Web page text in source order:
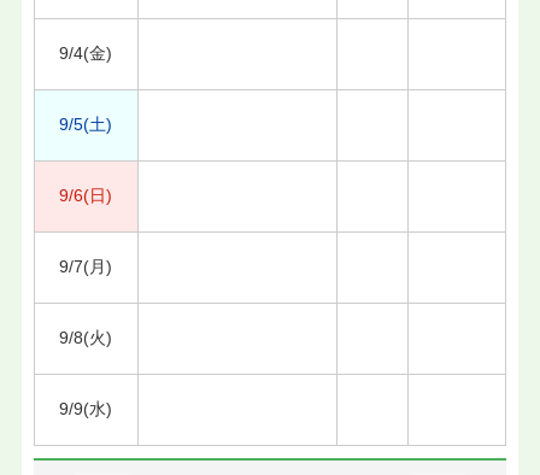
9/4(金)
9/5(土)
9/6(日)
9/7(月)
9/8(火)
9/9(水)